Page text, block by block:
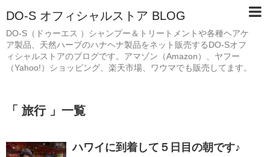
DO-S オフィシャルストア BLOG
DO-S（ドゥーエス ）シャンプー＆トリートメントや各種ヘアケ
ア製品、天然ハーブのハナヘナ製品をネット販売するDO-Sオフ
ィシャルストアのブログです。アマゾン（Amazon）、ヤフー
（Yahoo!）ショッピング、楽天市場、ワウマでも販売してます。
「 旅行 」一覧
ハワイに到着して５日目の朝です♪